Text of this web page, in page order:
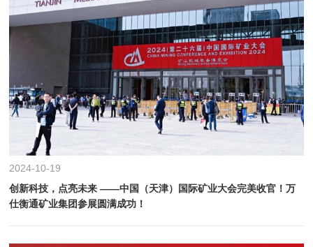
2024-10-19
创新科技，点亮未来 ——中国（天津）国际矿业大会完美收官！万
仕衡通矿业集团参展圆满成功！